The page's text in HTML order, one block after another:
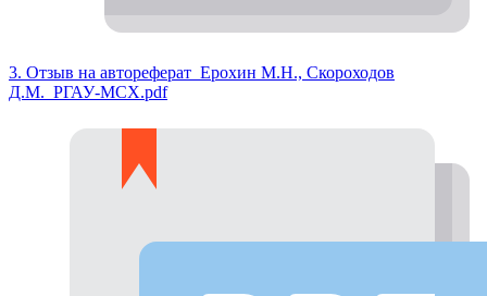
3. Отзыв на автореферат_Ерохин М.Н., Скороходов
Д.М._РГАУ-МСХ.pdf